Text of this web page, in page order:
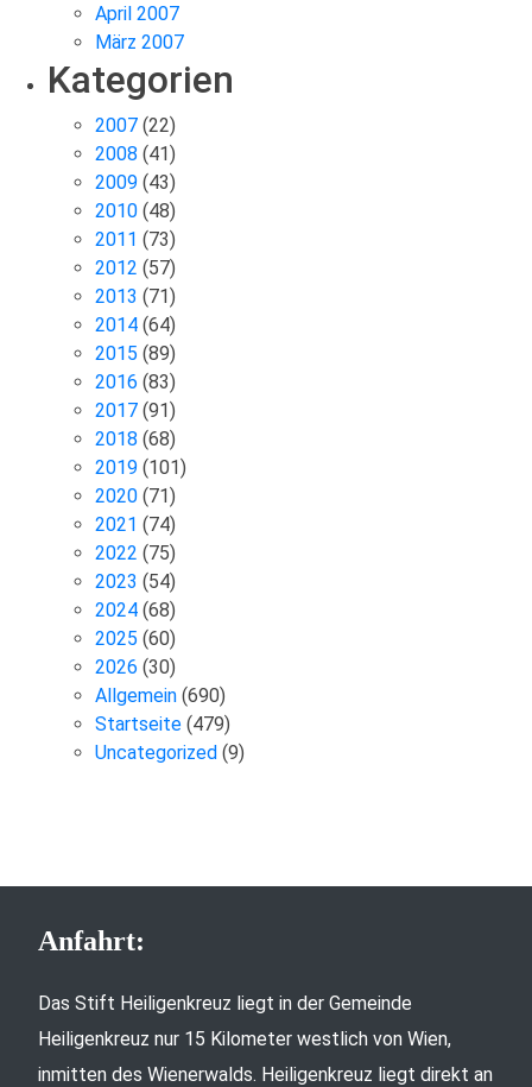
April 2007
März 2007
Kategorien
2007 (22)
2008 (41)
2009 (43)
2010 (48)
2011 (73)
2012 (57)
2013 (71)
2014 (64)
2015 (89)
2016 (83)
2017 (91)
2018 (68)
2019 (101)
2020 (71)
2021 (74)
2022 (75)
2023 (54)
2024 (68)
2025 (60)
2026 (30)
Allgemein (690)
Startseite (479)
Uncategorized (9)
Anfahrt:
Das Stift Heiligenkreuz liegt in der Gemeinde
Heiligenkreuz nur 15 Kilometer westlich von Wien,
inmitten des Wienerwalds. Heiligenkreuz liegt direkt an